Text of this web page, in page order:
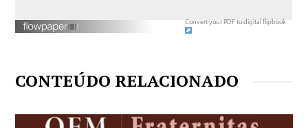
Convert your PDF to digital flipbook
CONTEÚDO RELACIONADO